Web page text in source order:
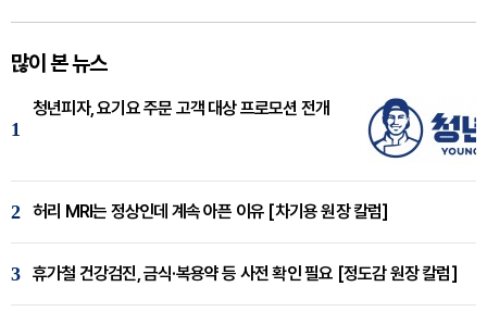
많이 본 뉴스
1
청년피자, 요기요 주문 고객 대상 프로모션 전개
2 허리 MRI는 정상인데 계속 아픈 이유 [차기용 원장 칼럼]
3 휴가철 건강검진, 금식·복용약 등 사전 확인 필요 [정도감 원장 칼럼]